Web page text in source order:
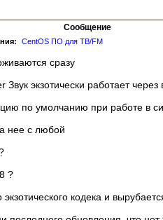
Сообщение
CentOS ПО для ТВ/FM
сразу
экзотически работает
по умолчанию при работе в
нее с любой
?
кодека и